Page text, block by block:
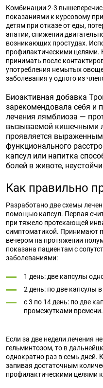
Комбинации 2-3
показаниями к курсовому
детям при отказе от еды,
апатии, снижении
возникающих простудах.
профилактическими целями.
принимать после
употребления немытых
заболевания у одного из
Биоактивная добавка
зарекомендовала себя и
лечения лямблиоза —
вызываемой кишечными
проявляется
функционального
капсул или напитка
болей в животе,
Как правильно
Разработано две схемы
помощью капсул. Первая
при тяжело протекающей
симптоматикой. Принимают
вечером на протяжении
показана пациентам с
заболеваниями:
1 день: две капсулы
2 день: по две капсулы
с 3 по 14 день: по две
промежутками времени.
Если за две недели лечения
гельминтозом, то в
однократно раз в семь дней.
запивая достаточным
профилактическими целями